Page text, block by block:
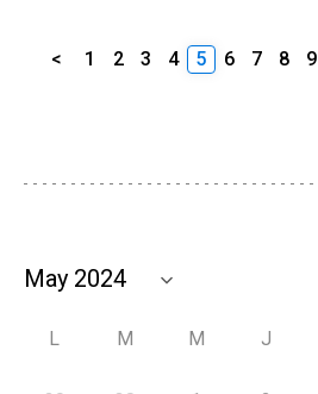
< 1 2 3 4 5 6 7 8 9
L M M J